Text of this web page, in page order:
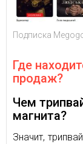
Подписка
Где
продаж?
Чем
магнита?
Значит,